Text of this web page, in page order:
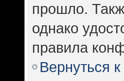
прошло.
однако
правила
Вернуться